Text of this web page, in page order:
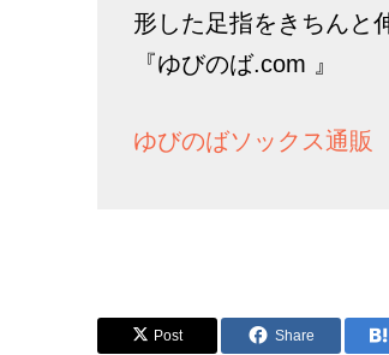
形した足指をきちんと
『ゆびのば.com 』
ゆびのばソックス通販
Post Share